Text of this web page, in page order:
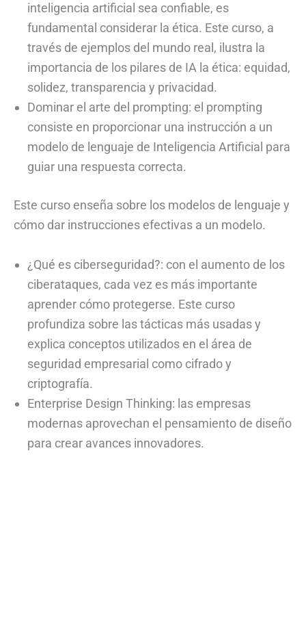
inteligencia artificial sea confiable, es
fundamental considerar la ética. Este curso, a
través de ejemplos del mundo real, ilustra la
importancia de los pilares de IA la ética: equidad,
solidez, transparencia y privacidad.
Dominar el arte del prompting: el prompting
consiste en proporcionar una instrucción a un
modelo de lenguaje de Inteligencia Artificial para
guiar una respuesta correcta.
Este curso enseña sobre los modelos de lenguaje y
cómo dar instrucciones efectivas a un modelo.
¿Qué es ciberseguridad?: con el aumento de los
ciberataques, cada vez es más importante
aprender cómo protegerse. Este curso
profundiza sobre las tácticas más usadas y
explica conceptos utilizados en el área de
seguridad empresarial como cifrado y
criptografía.
Enterprise Design Thinking: las empresas
modernas aprovechan el pensamiento de diseño
para crear avances innovadores.